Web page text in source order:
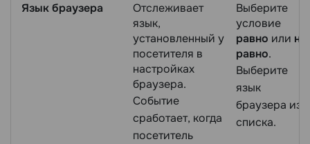
Язык браузера
Отслеживает
язык,
установленный у
посетителя в
настройках
браузера.
Событие
сработает, когда
посетитель
Выберите
условие
равно или не
равно.
Выберите
язык
браузера из
списка.